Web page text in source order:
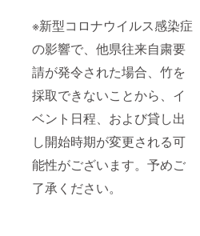
※新型コロナウイルス感染症
の影響で、他県往来自粛要
請が発令された場合、竹を
採取できないことから、イ
ベント日程、および貸し出
し開始時期が変更される可
能性がございます。予めご
了承ください。